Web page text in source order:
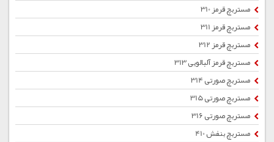
مستربچ قرمز 310
مستربچ قرمز 311
مستربچ قرمز 312
مستربچ قرمز آلبالویی 313
مستربچ صورتی 314
مستربچ صورتی 315
مستربچ صورتی 316
مستربچ بنفش 410